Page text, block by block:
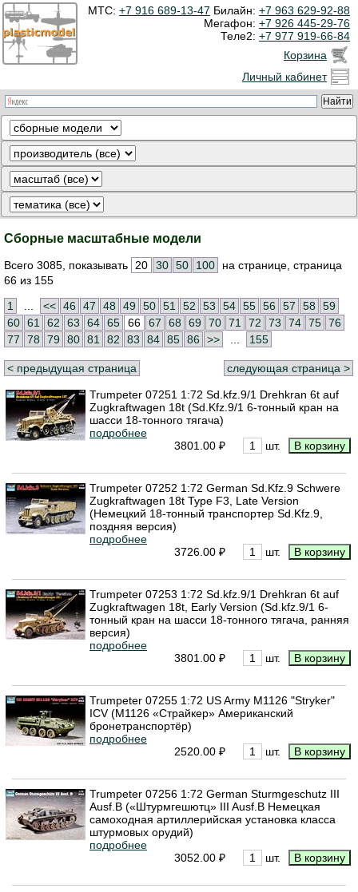
МТС: +7 916 689-13-47 Билайн: +7 963 629-92-88
Мегафон: +7 926 445-29-76
Теле2: +7 977 919-66-84
Корзина
Личный кабинет
Сборные масштабные модели
Всего 3085, показывать 20 30 50 100
на странице, страница
66 из 155
1
<< 46 47 48 49 50 51 52 53 54 55 56 57 58
59
60 61 62 63 64 65 66 67 68 69 70 71 72 73 74 75 76
77
78 79 80 81 82 83 84 85 86 >> 155
< предыдущая страница следующая страница >
Trumpeter 07251 1:72 Sd.kfz.9/1 Drehkran 6t auf
Zugkraftwagen 18t (Sd.Kfz.9/1 6-тонный кран на
шасси 18-тонного тягача)
подробнее
3801.00 ₽
шт.
Trumpeter 07252 1:72 German Sd.Kfz.9 Schwere
Zugkraftwagen 18t Type F3, Late Version
(Немецкий 18-тонный транспортер Sd.Kfz.9,
поздняя версия)
подробнее
3726.00 ₽
шт.
Trumpeter 07253 1:72 Sd.kfz.9/1 Drehkran 6t auf
Zugkraftwagen 18t, Early Version (Sd.kfz.9/1 6-
тонный кран на шасси 18-тонного тягача, ранняя
версия)
подробнее
3801.00 ₽
шт.
Trumpeter 07255 1:72 US Army M1126 "Stryker"
ICV (M1126 «Страйкер» Американский
бронетранспортёр)
подробнее
2520.00 ₽
шт.
Trumpeter 07256 1:72 German Sturmgeschutz III
Ausf.B («Штурмгешютц» III Ausf.B Немецкая
самоходная артиллерийская установка класса
штурмовых орудий)
подробнее
3052.00 ₽
шт.